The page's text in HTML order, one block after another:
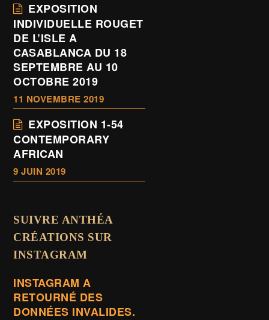
EXPOSITION
INDIVIDUELLE ROUGET
DE L’ISLE A
CASABLANCA DU 18
SEPTEMBRE AU 10
OCTOBRE 2019
11 NOVEMBRE 2019
EXPOSITION 1-54
CONTEMPORARY
AFRICAN
9 JUIN 2019
SUIVRE ANTHÉA
CRÉATIONS SUR
INSTAGRAM
INSTAGRAM A
RETOURNÉ DES
DONNÉES INVALIDES.